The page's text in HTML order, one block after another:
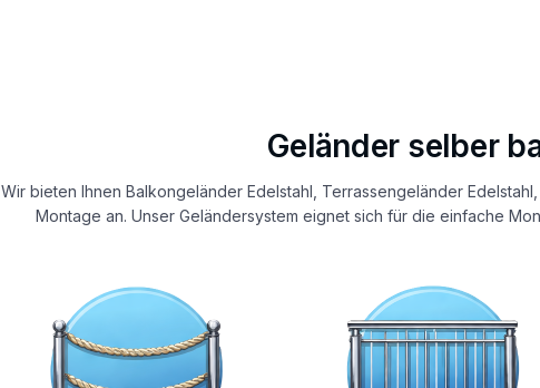
Geländer selber
Wir bieten Ihnen Balkongeländer Edelstahl, Terrassengeländer
Montage an. Unser Geländersystem eignet sich für die einfache